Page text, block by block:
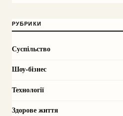
РУБРИКИ
Суспільство
Шоу-бізнес
Технології
Здорове життя